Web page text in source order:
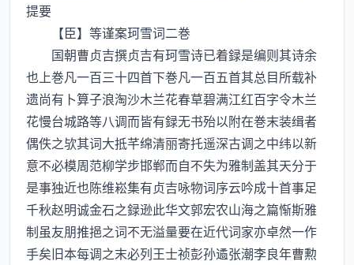
提要
【臣】等谨案珂雪词二巻
国朝曹贞吉撰贞吉有珂雪诗已着録是编则其诗余
也上巻凡一百三十四首下巻凡一百五首其总目所载补
遗尚有卜算子浪淘沙木兰花春草碧满江红百字令木兰
花慢台城路等八调而皆有録无书殆以附在巻末装缉者
偶佚之欤其词大抵芊绵清丽寄托遥深古调之中纬以新
意不必模周范柳学步邯郸而自不失为雅制盖其天分于
是事独近也陈维崧集有贞吉咏物词序云吟成十首事足
千秋赵明诚金石之録逊此华文郭宏农山海之篇惭斯雅
制虽友朋推挹之词不无溢量要在近代词家亦卓然一作
手矣旧本每调之末必列王士祯彭孙遹张潮李良年曹勲